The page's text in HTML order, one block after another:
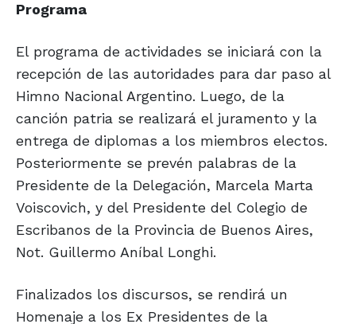
Programa
El programa de actividades se iniciará con la
recepción de las autoridades para dar paso al
Himno Nacional Argentino. Luego, de la
canción patria se realizará el juramento y la
entrega de diplomas a los miembros electos.
Posteriormente se prevén palabras de la
Presidente de la Delegación, Marcela Marta
Voiscovich, y del Presidente del Colegio de
Escribanos de la Provincia de Buenos Aires,
Not. Guillermo Aníbal Longhi.
Finalizados los discursos, se rendirá un
Homenaje a los Ex Presidentes de la